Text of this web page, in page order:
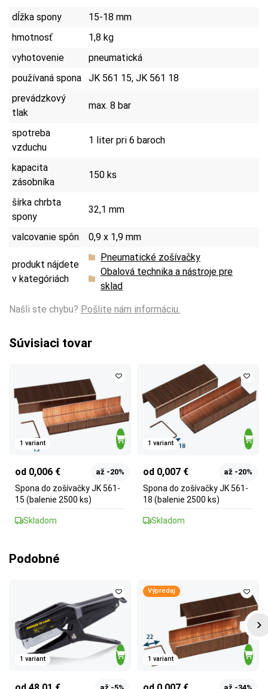
dĺžka spony
15-18 mm
hmotnosť
1,8 kg
vyhotovenie
pneumatická
používaná spona
JK 561 15, JK 561 18
prevádzkový
tlak
max. 8 bar
spotreba
vzduchu
1 liter pri 6 baroch
kapacita
zásobníka
150 ks
šírka chrbta
spony
32,1 mm
valcovanie spôn 0,9 x 1,9 mm
produkt nájdete
v kategóriách
Pneumatické zošívačky
Obalová technika a nástroje pre
sklad
Našli ste chybu? Pošlite nám informáciu.
Súvisiaci tovar
1 variant
od 0,006 € až -20%
Spona do zošívačky JK 561-
15 (balenie 2500 ks)
Skladom
1 variant
od 0,007 € až -20%
Spona do zošívačky JK 561-
18 (balenie 2500 ks)
Skladom
Podobné
1 variant
Výpredaj
1 variant